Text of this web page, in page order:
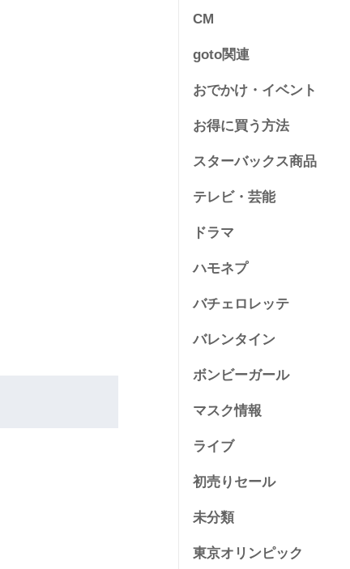
CM
goto関連
おでかけ・イベント
お得に買う方法
スターバックス商品
テレビ・芸能
ドラマ
ハモネプ
バチェロレッテ
バレンタイン
ボンビーガール
マスク情報
ライブ
初売りセール
未分類
東京オリンピック